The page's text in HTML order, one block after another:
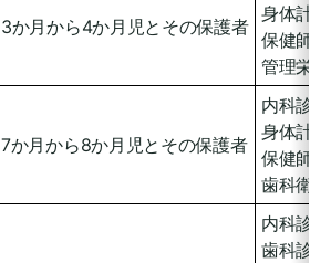
3か月から4か月児とその保護者
身体計測
保健師・
管理栄
7か月から8か月児とその保護者
内科診察
身体計測
保健師
歯科衛
内科診察
歯科診察